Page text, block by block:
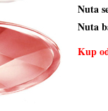
Nuta
Nuta
Kup